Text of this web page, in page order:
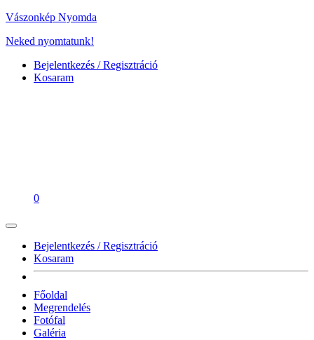
Vászonkép Nyomda
Neked nyomtatunk!
Bejelentkezés / Regisztráció
Kosaram
0
Bejelentkezés / Regisztráció
Kosaram
Főoldal
Megrendelés
Fotófal
Galéria